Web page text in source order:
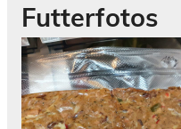
Futterfotos